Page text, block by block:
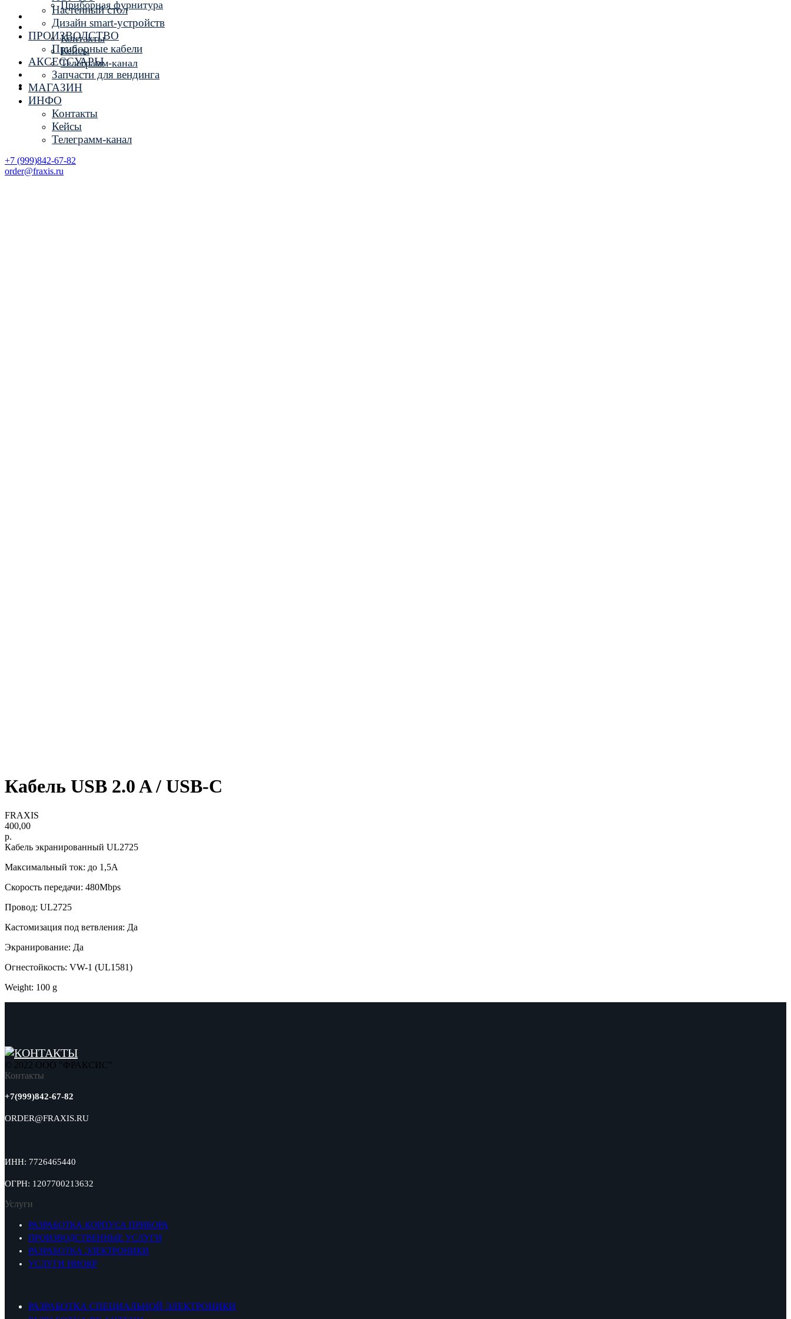
Приборная фурнитура
МАГАЗИН
ИНФО
Контакты
Кейсы
Телеграмм-канал
+7 (999)842-67-82
order@fraxis.ru
Настенный стол
Дизайн smart-устройств
ПРОИЗВОДСТВО
Приборные кабели
АКСЕССУАРЫ
Запчасти для вендинга
МАГАЗИН
ИНФО
Контакты
Кейсы
Телеграмм-канал
+7 (999)842-67-82
order@fraxis.ru
Кабель USB 2.0 A / USB-C
FRAXIS
400,00
р.
Кабель экранированный UL2725
Максимальный ток: до 1,5А
Скорость передачи: 480Mbps
Провод: UL2725
Кастомизация под ветвления: Да
Экранирование: Да
Огнестойкость: VW-1 (UL1581)
Weight: 100 g
© 2022 ООО "ФРАКСИС"
Контакты
+7(999)842-67-82
ORDER@FRAXIS.RU
ИНН: 7726465440
ОГРН: 1207700213632
Услуги
РАЗРАБОТКА КОРПУСА ПРИБОРА
ПРОИЗВОДСТВЕННЫЕ УСЛУГИ
РАЗРАБОТКА ЭЛЕКТРОНИКИ
УСЛУГИ НИОКР
РАЗРАБОТКА СПЕЦИАЛЬНОЙ ЭЛЕКТРОНИКИ